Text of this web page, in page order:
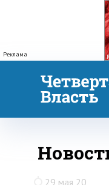
Реклама
29 мая 20